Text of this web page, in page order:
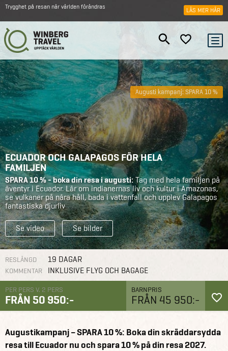
Trygghet på resan när världen förändras LÄS MER HÄR
Augusti kampanj: SPARA 10 %
ECUADOR OCH GALAPAGOS FÖR HELA
FAMILJEN
SPARA 10 % - boka din resa i augusti:Tag med hela familjen på
äventyr i Ecuador. Lär om indianernas liv och kultur i Amazonas,
se vulkaner på nära håll, bada i vattenfall och upplev Galapagos
fantastiska djurliv
Se video Se bilder
RESLÄNGD 19 DAGAR
KOMMENTAR INKLUSIVE FLYG OCH BAGAGE
PER PERS V. 2 PERS
FRÅN 50 950:-
BARNPRIS
FRÅN 45 950:-
Galapagos
Reseförslag Ecuador och Galapagos för hela
familjen
Augustikampanj – SPARA 10 %: Boka din skräddarsydda
resa till Ecuador nu och spara 10 % på din resa 2027.